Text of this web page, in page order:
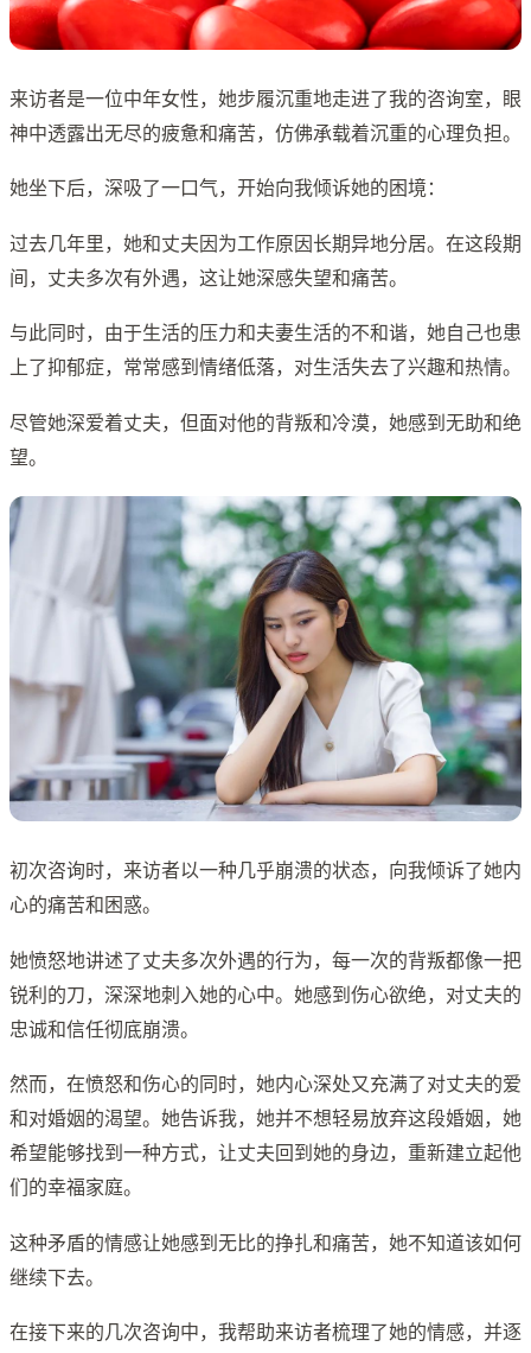
来访者是一位中年女性，她步履沉重地走进了我的咨询室，眼
神中透露出无尽的疲惫和痛苦，仿佛承载着沉重的心理负担。
她坐下后，深吸了一口气，开始向我倾诉她的困境：
过去几年里，她和丈夫因为工作原因长期异地分居。在这段期
间，丈夫多次有外遇，这让她深感失望和痛苦。
与此同时，由于生活的压力和夫妻生活的不和谐，她自己也患
上了抑郁症，常常感到情绪低落，对生活失去了兴趣和热情。
尽管她深爱着丈夫，但面对他的背叛和冷漠，她感到无助和绝
望。
初次咨询时，来访者以一种几乎崩溃的状态，向我倾诉了她内
心的痛苦和困惑。
她愤怒地讲述了丈夫多次外遇的行为，每一次的背叛都像一把
锐利的刀，深深地刺入她的心中。她感到伤心欲绝，对丈夫的
忠诚和信任彻底崩溃。
然而，在愤怒和伤心的同时，她内心深处又充满了对丈夫的爱
和对婚姻的渴望。她告诉我，她并不想轻易放弃这段婚姻，她
希望能够找到一种方式，让丈夫回到她的身边，重新建立起他
们的幸福家庭。
这种矛盾的情感让她感到无比的挣扎和痛苦，她不知道该如何
继续下去。
在接下来的几次咨询中，我帮助来访者梳理了她的情感，并逐